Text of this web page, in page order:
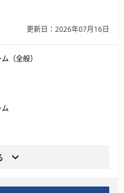
更新日：2026年07月16日
（全般）